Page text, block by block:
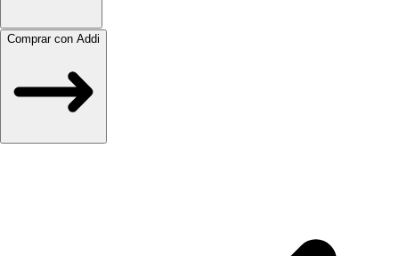
Comprar con Addi